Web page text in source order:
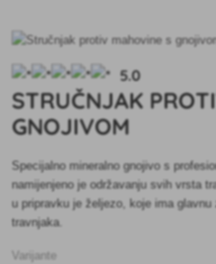
5.0
STRUČNJAK
GNOJIVOM
Specijalno mineralno gnojivo s
namijenjeno je održavanju svih vrsta
u pripravku je željezo, koje ima
travnjaka.
Varijante